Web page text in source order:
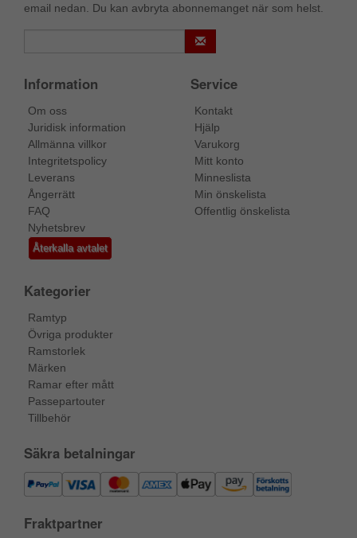
email nedan. Du kan avbryta abonnemanget när som helst.
Information
Om oss
Juridisk information
Allmänna villkor
Integritetspolicy
Leverans
Ångerrätt
FAQ
Nyhetsbrev
Återkalla avtalet
Service
Kontakt
Hjälp
Varukorg
Mitt konto
Minneslista
Min önskelista
Offentlig önskelista
Kategorier
Ramtyp
Övriga produkter
Ramstorlek
Märken
Ramar efter mått
Passepartouter
Tillbehör
Säkra betalningar
Fraktpartner